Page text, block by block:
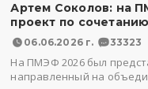
Артем Соколов: на
проект по
06.06.2026 г. 33323
На ПМЭФ 2026 был
направленный на